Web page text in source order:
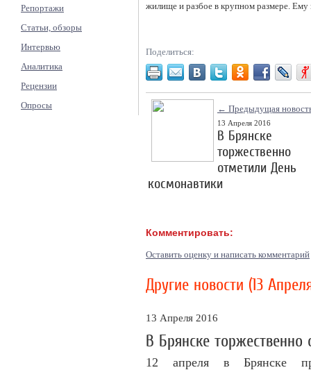
Репортажи
Статьи, обзоры
Интервью
Аналитика
Рецензии
Опросы
жилище и разбое в крупном размере.
Поделиться:
← Предыдущая
13 Апреля 2016
В Брянске
торжественно
отметили День
космонавтики
Комментировать:
Оставить оценку и написать комментарий
Другие новости (13
13 Апреля 2016
В Брянске торжественно
12 апреля в Брянске